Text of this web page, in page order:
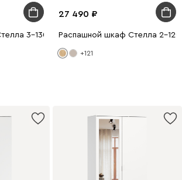
3-130x200 Белый
27 490
Распашной шкаф Стелла 2-
+121